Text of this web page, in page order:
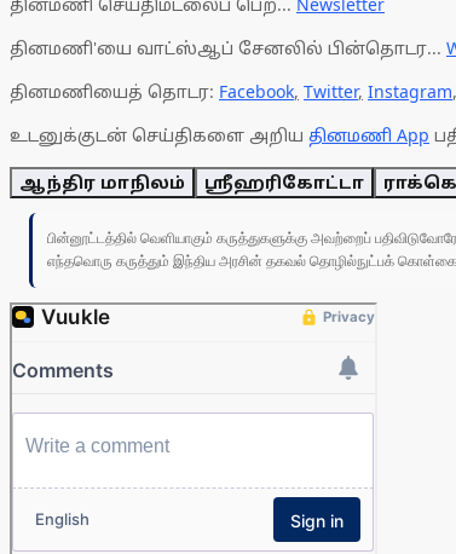
தினமணி செய்திமடலைப் பெற... Newsletter
தினமணி'யை வாட்ஸ்ஆப் சேனலில் பின்தொடர...
தினமணியைத் தொடர: Facebook, Twitter, Instagram,
உடனுக்குடன் செய்திகளை அறிய தினமணி App
ஆந்திர மாநிலம் ஸ்ரீஹரிகோட்டா
பின்னூட்டத்தில் வெளியாகும் கருத்துகளுக்கு அவற்றைப்
எந்தவொரு கருத்தும் இந்திய அரசின் தகவல் தொழில்நுட்பக்